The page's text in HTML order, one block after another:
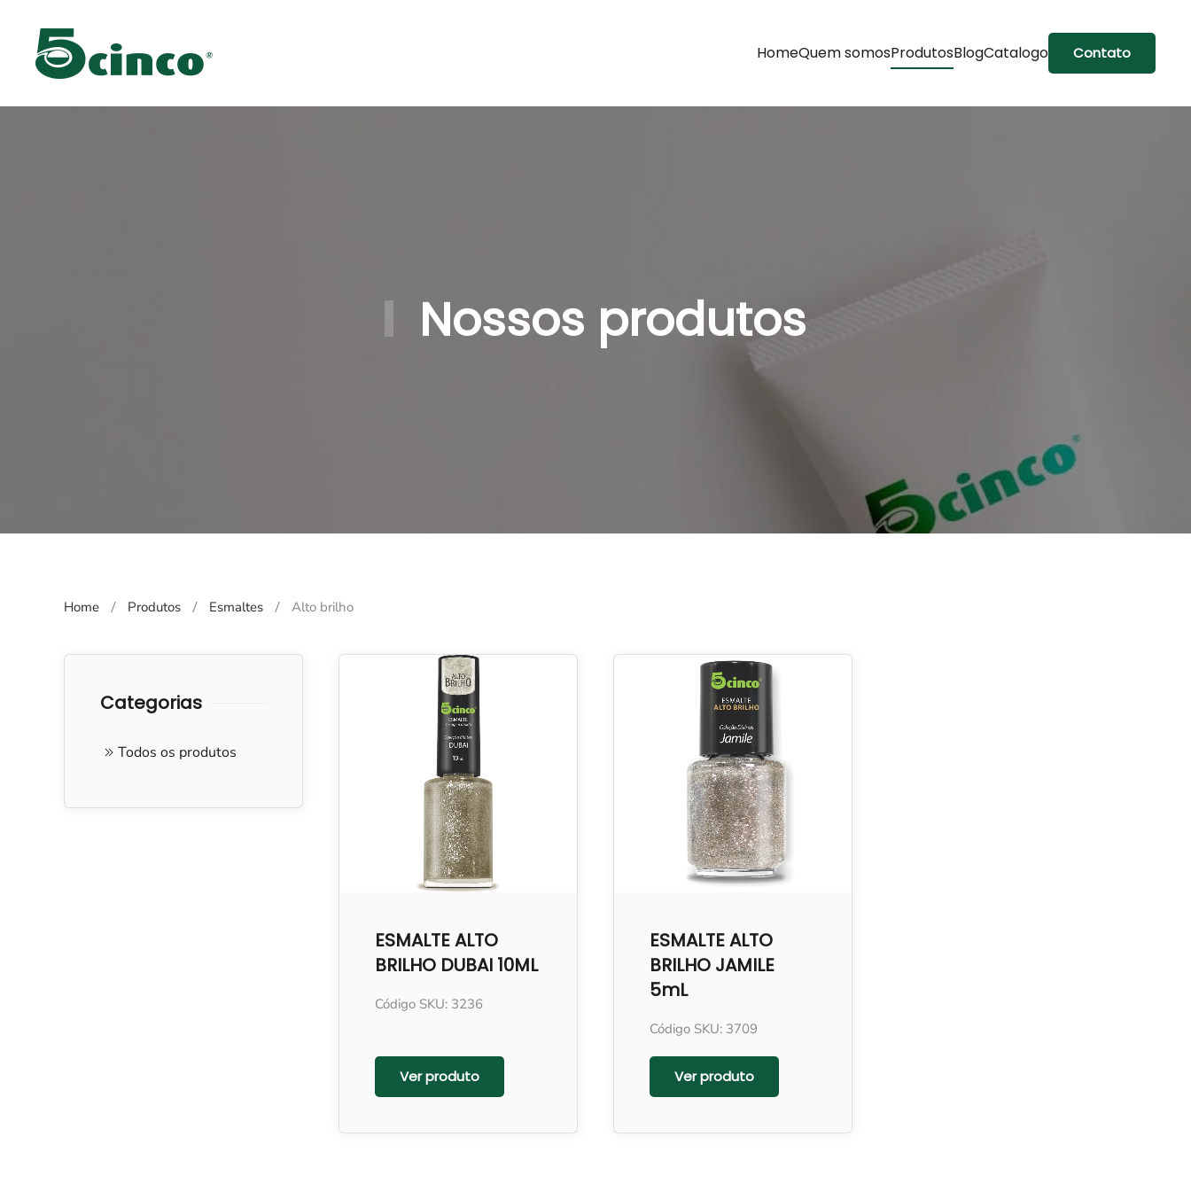
Skip to main content HomeQuem somosProdutosBlogCatalogo Contato
Nossos produtos
Home Produtos Esmaltes Alto brilho
Categorias
Todos os produtos
ESMALTE ALTO
BRILHO DUBAI 10ML
Código SKU: 3236
Ver produto
ESMALTE ALTO
BRILHO JAMILE
5mL
Código SKU: 3709
Ver produto